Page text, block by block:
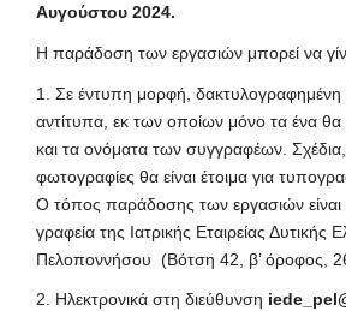
Αυγούστου 2024.
Η παράδοση των εργασιών μπορεί να
1. Σε έντυπη μορφή, δακτυλογραφημένη
αντίτυπα, εκ των οποίων μόνο τα ένα θα
και τα ονόματα των συγγραφέων. Σχέδια,
φωτογραφίες θα είναι έτοιμα για
Ο τόπος παράδοσης των εργασιών είναι
γραφεία της Ιατρικής Εταιρείας Δυτικής
Πελοποννήσου (Βότση 42, β’ όροφος,
2. Ηλεκτρονικά στη διεύθυνση